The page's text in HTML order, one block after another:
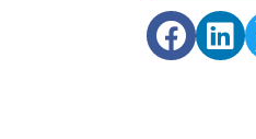
 